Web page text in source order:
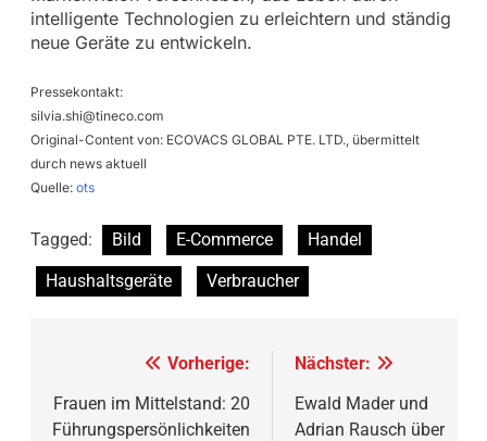
intelligente Technologien zu erleichtern und ständig
neue Geräte zu entwickeln.
Pressekontakt:
silvia.shi@tineco.com
Original-Content von: ECOVACS GLOBAL PTE. LTD., übermittelt
durch news aktuell
Quelle: ots
Tagged: Bild E-Commerce
Handel
Haushaltsgeräte
Verbraucher
Beitragsnavigation
Vorherige:
Frauen im Mittelstand: 20
Führungspersönlichkeiten
Nächster:
Ewald Mader und
Adrian Rausch über